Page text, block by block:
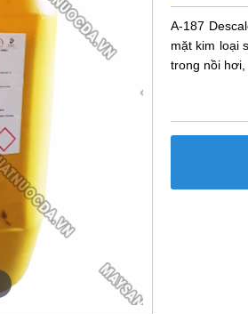
A-187
mặt kim loại
trong nồi